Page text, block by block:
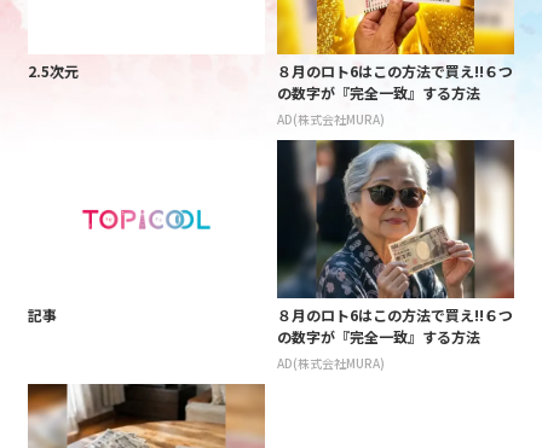
2.5次元
８月のロト6はこの方法で買え!!６つ
の数字が『完全一致』する方法
AD(株式会社MURA)
記事
８月のロト6はこの方法で買え!!６つ
の数字が『完全一致』する方法
AD(株式会社MURA)